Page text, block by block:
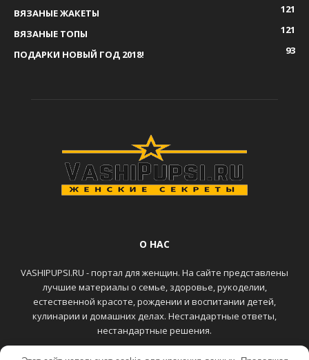
ВЯЗАНЫЕ ЖАКЕТЫ
121
ВЯЗАНЫЕ ТОПЫ
121
ПОДАРКИ НОВЫЙ ГОД 2018!
93
О НАС
VASHIPUPSI.RU - портал для женщин. На сайте представлены
лучшие материалы о семье, здоровье, рукоделии,
естественной красоте, рождении и воспитании детей,
кулинарии и домашних делах. Нестандартные ответы,
нестандартные решения.